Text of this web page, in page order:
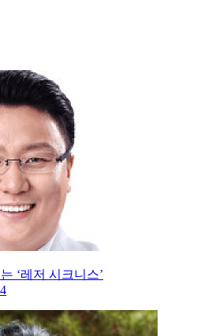
‘레저 시크니스’